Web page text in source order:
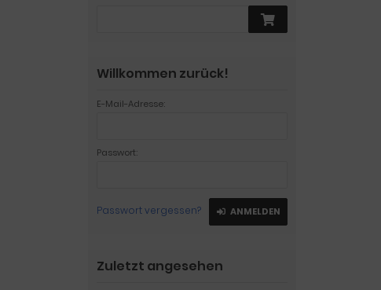
Willkommen zurück!
E-Mail-Adresse:
Passwort:
Passwort vergessen? ANMELDEN
Zuletzt angesehen